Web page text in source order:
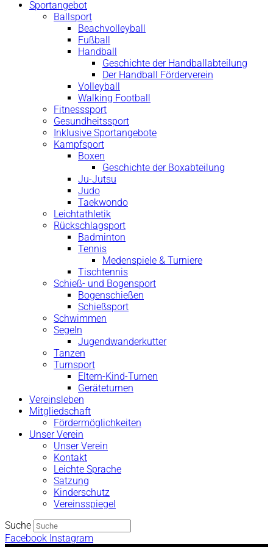
Sportangebot
Ballsport
Beachvolleyball
Fußball
Handball
Geschichte der Handballabteilung
Der Handball Förderverein
Volleyball
Walking Football
Fitnesssport
Gesundheitssport
Inklusive Sportangebote
Kampfsport
Boxen
Geschichte der Boxabteilung
Ju-Jutsu
Judo
Taekwondo
Leichtathletik
Rückschlagsport
Badminton
Tennis
Medenspiele & Turniere
Tischtennis
Schieß- und Bogensport
Bogenschießen
Schießsport
Schwimmen
Segeln
Jugendwanderkutter
Tanzen
Turnsport
Eltern-Kind-Turnen
Geräteturnen
Vereinsleben
Mitgliedschaft
Fördermöglichkeiten
Unser Verein
Unser Verein
Kontakt
Leichte Sprache
Satzung
Kinderschutz
Vereinsspiegel
Suche
Facebook Instagram